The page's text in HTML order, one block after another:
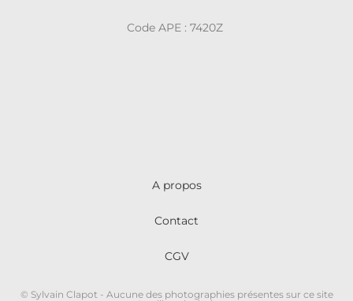
Code APE : 7420Z
A propos
Contact
CGV
© Sylvain Clapot - Aucune des photographies présentes sur ce site